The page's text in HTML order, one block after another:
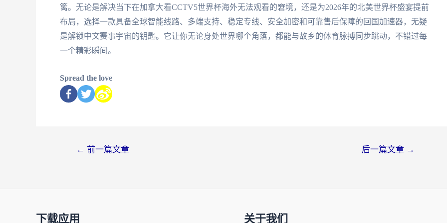
篱。无论是解决当下在加拿大看CCTV5世界杯海外无法观看的窘境，还是为2026年的北美世界杯盛宴提前
布局，选择一款具备全球智能线路、多端支持、稳定专线、安全加密和可靠售后保障的回国加速器，无疑
是解锁中文赛事宇宙的钥匙。它让你无论身处世界哪个角落，都能与故乡的体育脉搏同步跳动，不错过每
一个精彩瞬间。
Spread the love
← 前一篇文章 后一篇文章 →
下载应用 关于我们